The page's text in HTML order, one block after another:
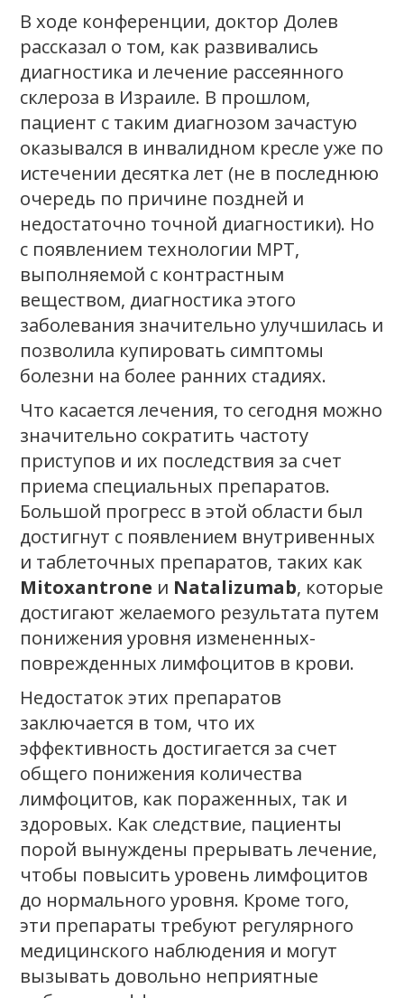
В ходе конференции, доктор Долев
рассказал о том, как развивались
диагностика и лечение рассеянного
склероза в Израиле. В прошлом,
пациент с таким диагнозом зачастую
оказывался в инвалидном кресле уже по
истечении десятка лет (не в последнюю
очередь по причине поздней и
недостаточно точной диагностики). Но
с появлением технологии МРТ,
выполняемой с контрастным
веществом, диагностика этого
заболевания значительно улучшилась и
позволила купировать симптомы
болезни на более ранних стадиях.
Что касается лечения, то сегодня можно
значительно сократить частоту
приступов и их последствия за счет
приема специальных препаратов.
Большой прогресс в этой области был
достигнут с появлением внутривенных
и таблеточных препаратов, таких как
Mitoxantrone и Natalizumab, которые
достигают желаемого результата путем
понижения уровня измененных-
поврежденных лимфоцитов в крови.
Недостаток этих препаратов
заключается в том, что их
эффективность достигается за счет
общего понижения количества
лимфоцитов, как пораженных, так и
здоровых. Как следствие, пациенты
порой вынуждены прерывать лечение,
чтобы повысить уровень лимфоцитов
до нормального уровня. Кроме того,
эти препараты требуют регулярного
медицинского наблюдения и могут
вызывать довольно неприятные